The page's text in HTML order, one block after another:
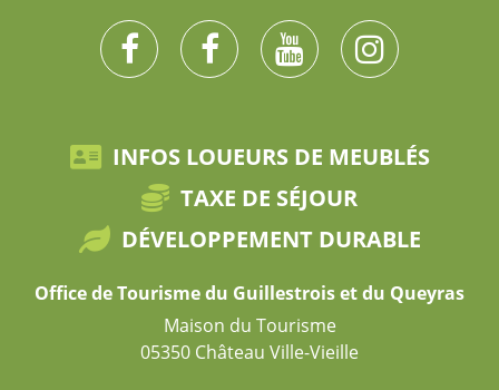
INFOS LOUEURS DE MEUBLÉS
TAXE DE SÉJOUR
DÉVELOPPEMENT DURABLE
Office de Tourisme du Guillestrois et du Queyras
Maison du Tourisme
05350 Château Ville-Vieille